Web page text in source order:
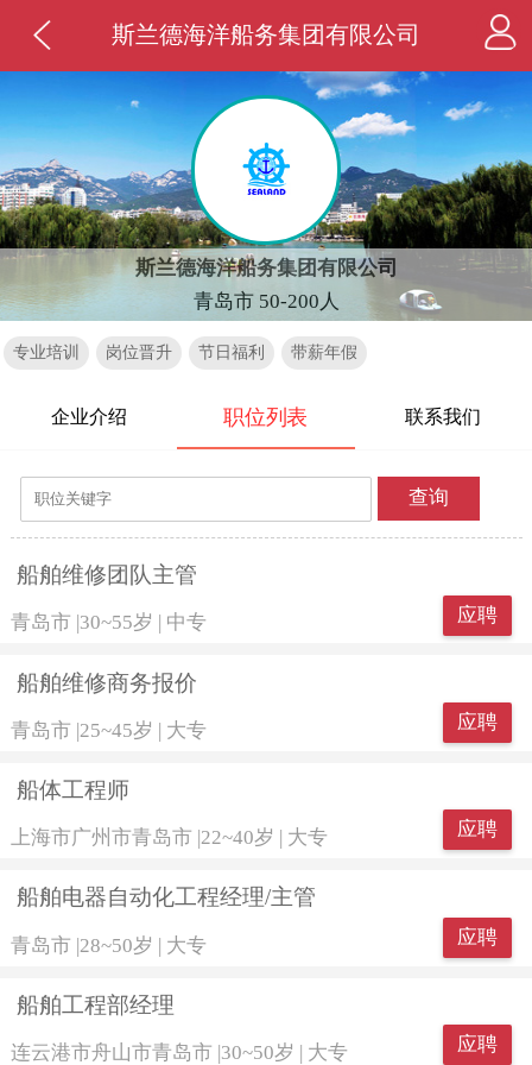
斯兰德海洋船务集团有限公司
斯兰德海洋船务集团有限公司
青岛市 50-200人
专业培训 岗位晋升 节日福利 带薪年假
企业介绍 职位列表 联系我们
查询
船舶维修团队主管
青岛市 30~55岁 中专 应聘
船舶维修商务报价
青岛市 |25~45岁 | 大专 应聘
船体工程师
上海市广州市青岛市 22~40岁 大专 应聘
船舶电器自动化工程经理/主管
青岛市 |28~50岁 | 大专 应聘
船舶工程部经理
连云港市舟山市青岛市 |30~50岁 | 大专 应聘